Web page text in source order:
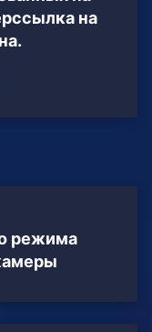
на
режима